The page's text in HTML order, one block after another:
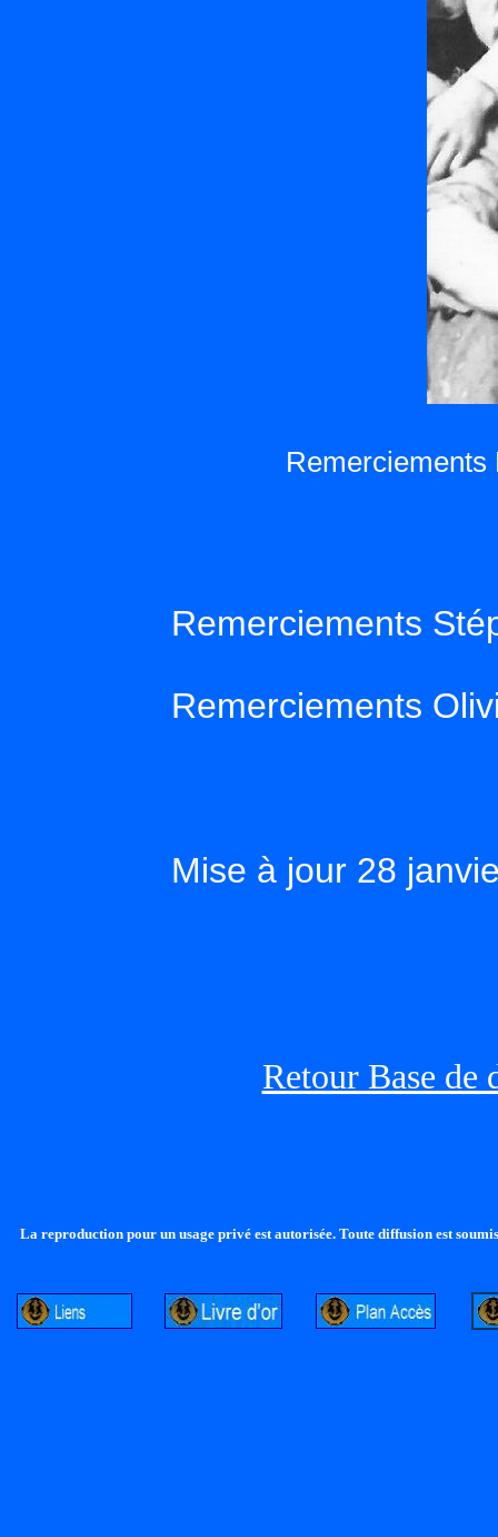
Remerciements
Remerciements
Remerciements
Mise à jour 28
Retour Base de
La reproduction pour un usage privé est autorisée. Toute diffusion est